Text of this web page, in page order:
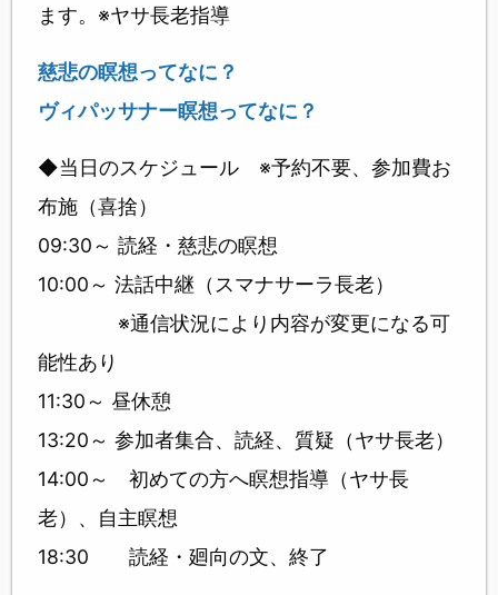
ます。※ヤサ長老指導
慈悲の瞑想ってなに？
ヴィパッサナー瞑想ってなに？
◆当日のスケジュール ※予約不要、参加費お
布施（喜捨）
09:30～ 読経・慈悲の瞑想
10:00～ 法話中継（スマナサーラ長老）
※通信状況により内容が変更になる可
能性あり
11:30～ 昼休憩
13:20～ 参加者集合、読経、質疑（ヤサ長老）
14:00～ 初めての方へ瞑想指導（ヤサ長
老）、自主瞑想
18:30 読経・廻向の文、終了